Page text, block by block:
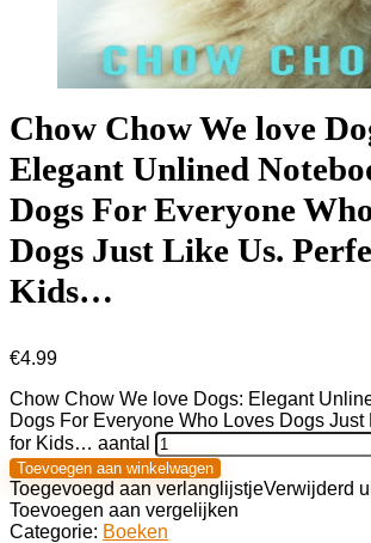
Chow Chow We love
Elegant Unlined
Dogs For Everyone
Dogs Just Like Us.
Kids…
€4.99
Chow Chow We love Dogs: Elegant
Dogs For Everyone Who Loves Dogs Just
for Kids… aantal
Toevoegen aan winkelwagen
Toegevoegd aan verlanglijstjeVerwijderd
Toevoegen aan vergelijken
Categorie: Boeken